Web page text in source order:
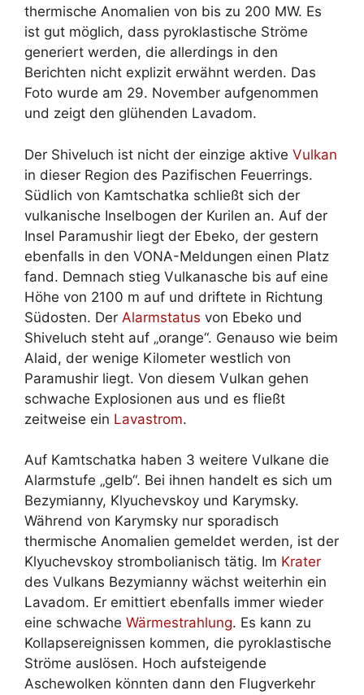
thermische Anomalien von bis zu 200 MW. Es
ist gut möglich, dass pyroklastische Ströme
generiert werden, die allerdings in den
Berichten nicht explizit erwähnt werden. Das
Foto wurde am 29. November aufgenommen
und zeigt den glühenden Lavadom.
Der Shiveluch ist nicht der einzige aktive Vulkan
in dieser Region des Pazifischen Feuerrings.
Südlich von Kamtschatka schließt sich der
vulkanische Inselbogen der Kurilen an. Auf der
Insel Paramushir liegt der Ebeko, der gestern
ebenfalls in den VONA-Meldungen einen Platz
fand. Demnach stieg Vulkanasche bis auf eine
Höhe von 2100 m auf und driftete in Richtung
Südosten. Der Alarmstatus von Ebeko und
Shiveluch steht auf „orange“. Genauso wie beim
Alaid, der wenige Kilometer westlich von
Paramushir liegt. Von diesem Vulkan gehen
schwache Explosionen aus und es fließt
zeitweise ein Lavastrom.
Auf Kamtschatka haben 3 weitere Vulkane die
Alarmstufe „gelb“. Bei ihnen handelt es sich um
Bezymianny, Klyuchevskoy und Karymsky.
Während von Karymsky nur sporadisch
thermische Anomalien gemeldet werden, ist der
Klyuchevskoy strombolianisch tätig. Im Krater
des Vulkans Bezymianny wächst weiterhin ein
Lavadom. Er emittiert ebenfalls immer wieder
eine schwache Wärmestrahlung. Es kann zu
Kollapsereignissen kommen, die pyroklastische
Ströme auslösen. Hoch aufsteigende
Aschewolken könnten dann den Flugverkehr